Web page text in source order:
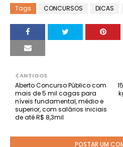
Tags CONCURSOS DICAS
ANTIGOS
Aberto Concurso Público com
mais de 5 mil cagas para
níveis fundamental, médio e
superior, com salários iniciais
de até R$ 8,3mil
POSTAR UM